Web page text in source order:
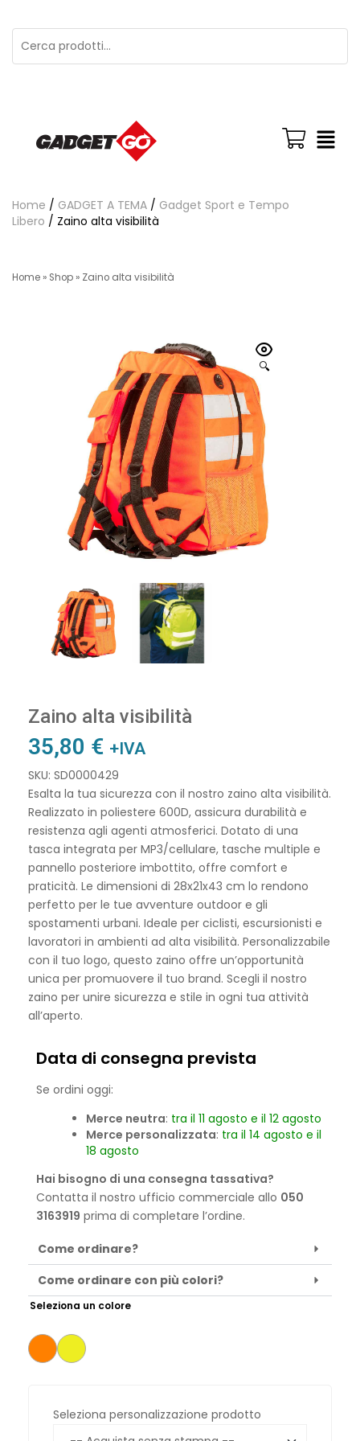
Home / GADGET A TEMA / Gadget Sport e Tempo
Libero / Zaino alta visibilità
Home » Shop » Zaino alta visibilità
🔍
Zaino alta visibilità
35,80 € +IVA
SKU: SD0000429
Esalta la tua sicurezza con il nostro zaino alta visibilità.
Realizzato in poliestere 600D, assicura durabilità e
resistenza agli agenti atmosferici. Dotato di una
tasca integrata per MP3/cellulare, tasche multiple e
pannello posteriore imbottito, offre comfort e
praticità. Le dimensioni di 28x21x43 cm lo rendono
perfetto per le tue avventure outdoor e gli
spostamenti urbani. Ideale per ciclisti, escursionisti e
lavoratori in ambienti ad alta visibilità. Personalizzabile
con il tuo logo, questo zaino offre un’opportunità
unica per promuovere il tuo brand. Scegli il nostro
zaino per unire sicurezza e stile in ogni tua attività
all’aperto.
Data di consegna prevista
Se ordini oggi:
Merce neutra: tra il 11 agosto e il 12 agosto
Merce personalizzata: tra il 14 agosto e il
18 agosto
Hai bisogno di una consegna tassativa?
Contatta il nostro ufficio commerciale allo 050
3163919 prima di completare l’ordine.
Come ordinare?
Come ordinare con più colori?
Seleziona un colore
Seleziona personalizzazione prodotto